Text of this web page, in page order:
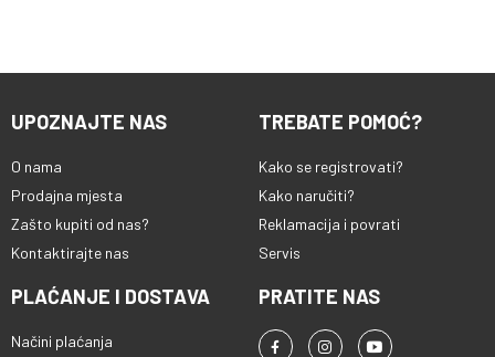
UPOZNAJTE NAS
O nama
Prodajna mjesta
Zašto kupiti od nas?
Kontaktirajte nas
TREBATE POMOĆ?
Kako se registrovati?
Kako naručiti?
Reklamacija i povrati
Servis
PLAĆANJE I DOSTAVA
Načini plaćanja
PRATITE NAS